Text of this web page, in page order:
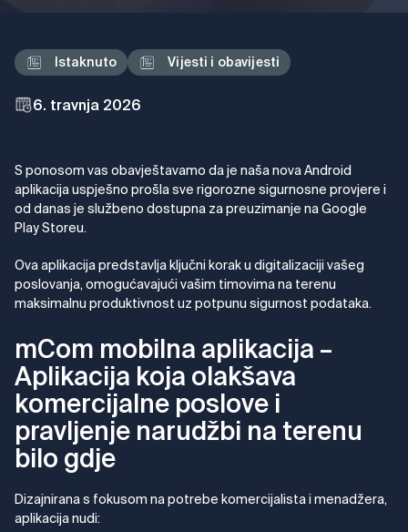
Istaknuto Vijesti i obavijesti
6. travnja 2026
S ponosom vas obavještavamo da je naša nova Android
aplikacija uspješno prošla sve rigorozne sigurnosne provjere i
od danas je službeno dostupna za preuzimanje na Google
Play Storeu.
Ova aplikacija predstavlja ključni korak u digitalizaciji vašeg
poslovanja, omogućavajući vašim timovima na terenu
maksimalnu produktivnost uz potpunu sigurnost podataka.
mCom mobilna aplikacija –
Aplikacija koja olakšava
komercijalne poslove i
pravljenje narudžbi na terenu
bilo gdje
Dizajnirana s fokusom na potrebe komercijalista i menadžera,
aplikacija nudi: